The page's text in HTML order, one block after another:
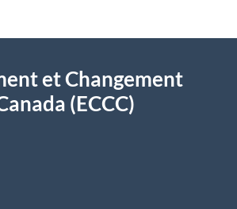
et Changement
(ECCC)